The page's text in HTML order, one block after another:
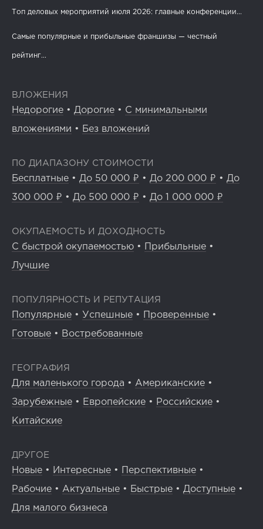
Топ деловых мероприятий июля 2026: главные конференции...
Самые популярные и прибыльные франшизы — честный
рейтинг...
ВЛОЖЕНИЯ
Недорогие • Дорогие • С минимальными
вложениями • Без вложений
ПО ДИАПАЗОНУ СТОИМОСТИ
Бесплатные • До 50 000 ₽ • До 200 000 ₽ • До
300 000 ₽ • До 500 000 ₽ • До 1 000 000 ₽
ОКУПАЕМОСТЬ И ДОХОДНОСТЬ
С быстрой окупаемостью • Прибыльные •
Лучшие
ПОПУЛЯРНОСТЬ И РЕПУТАЦИЯ
Популярные • Успешные • Проверенные •
Готовые • Востребованные
ГЕОГРАФИЯ
Для маленького города • Американские •
Зарубежные • Европейские • Российские •
Китайские
ДРУГОЕ
Новые • Интересные • Перспективные •
Рабочие • Актуальные • Быстрые • Доступные •
Для малого бизнеса